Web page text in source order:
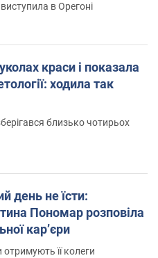
в Орегоні
краси і показала
ходила так
близько чотирьох
день не їсти:
Пономар розповіла
кар’єри
її колеги